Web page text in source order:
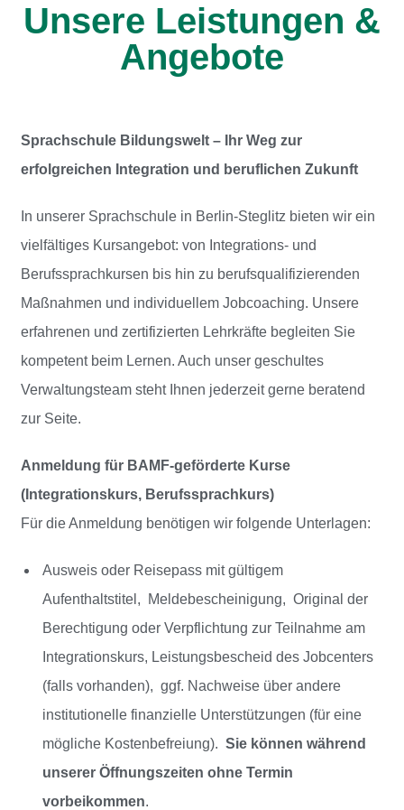
Unsere Leistungen &
Angebote
Sprachschule Bildungswelt – Ihr Weg zur
erfolgreichen Integration und beruflichen Zukunft
In unserer Sprachschule in Berlin-Steglitz bieten wir ein
vielfältiges Kursangebot: von Integrations- und
Berufssprachkursen bis hin zu berufsqualifizierenden
Maßnahmen und individuellem Jobcoaching. Unsere
erfahrenen und zertifizierten Lehrkräfte begleiten Sie
kompetent beim Lernen. Auch unser geschultes
Verwaltungsteam steht Ihnen jederzeit gerne beratend
zur Seite.
Anmeldung für BAMF-geförderte Kurse
(Integrationskurs, Berufssprachkurs)
Für die Anmeldung benötigen wir folgende Unterlagen:
Ausweis oder Reisepass mit gültigem
Aufenthaltstitel, Meldebescheinigung, Original der
Berechtigung oder Verpflichtung zur Teilnahme am
Integrationskurs, Leistungsbescheid des Jobcenters
(falls vorhanden), ggf. Nachweise über andere
institutionelle finanzielle Unterstützungen (für eine
mögliche Kostenbefreiung).Sie können während
unserer Öffnungszeiten ohne Termin
vorbeikommen.